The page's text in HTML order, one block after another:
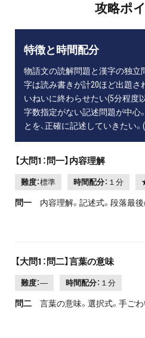
攻略ポ
特徴と時間配分
物語文の読解問題と漢字の独立
字は読み書きが計20ほど出題さ
いねいに終わらせたい(5分程度以
字数指定がない記述問題が中心
とを、正確に記述していきたい
【大問1：問一】内容理解
難度：標準 時間配分： １分
問一 内容理解。記述式。段落最後
【大問1：問二】言葉の意味
難度：― 時間配分： １分
問二 言葉の意味。選択式。手ごわ